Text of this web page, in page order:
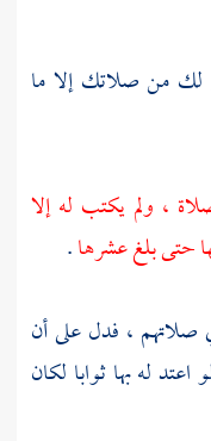
لك من صلاتك إلا ما
، ولم يكتب له إلا
حتى بلغ عشرها.
صلاتهم ، فدل على أن
له بها ثوابا لكان